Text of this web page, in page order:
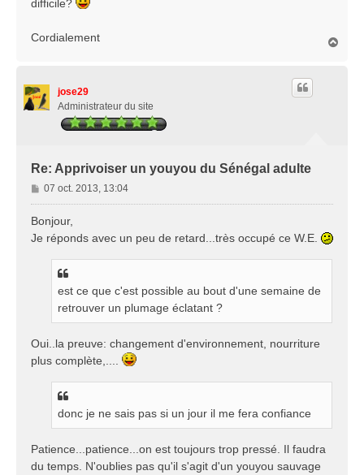
difficile?
Cordialement
jose29
Administrateur du site
Re: Apprivoiser un youyou du Sénégal adulte
M
e
s
07 oct. 2013, 13:04
Bonjour,
Je réponds avec un peu de retard...très occupé ce W.E.
est ce que c'est possible au bout d'une semaine de
retrouver un plumage éclatant ?
Oui..la preuve: changement d'environnement, nourriture
plus complète,....
donc je ne sais pas si un jour il me fera confiance
Patience...patience...on est toujours trop pressé. Il faudra
du temps. N'oublies pas qu'il s'agit d'un youyou sauvage